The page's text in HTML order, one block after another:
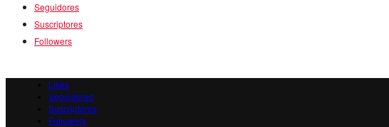
Seguidores
Suscriptores
Followers
Likes
Seguidores
Suscriptores
Followers